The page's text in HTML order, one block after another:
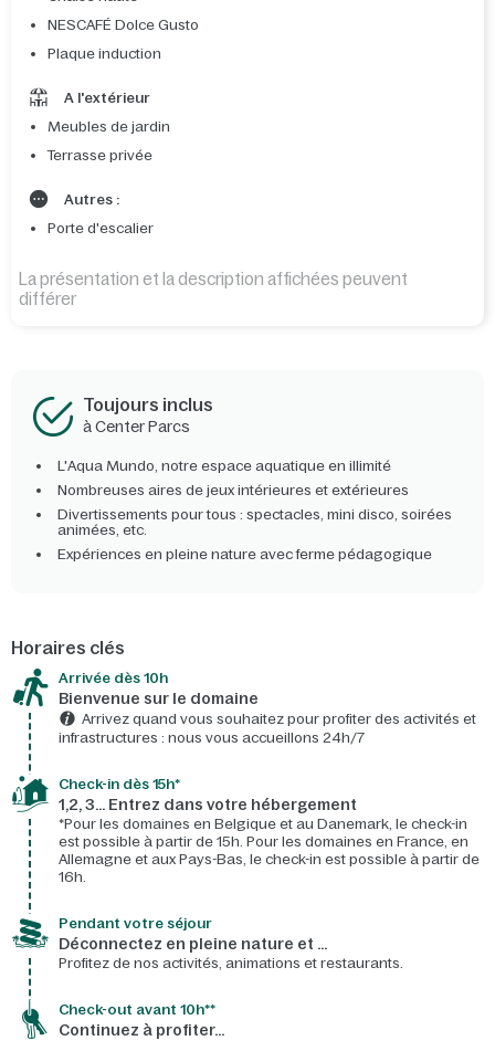
NESCAFÉ Dolce Gusto
Plaque induction
A l'extérieur
Meubles de jardin
Terrasse privée
Autres :
Porte d'escalier
La présentation et la description affichées peuvent
différer
Toujours inclus
à Center Parcs
L'Aqua Mundo, notre espace aquatique en illimité
Nombreuses aires de jeux intérieures et extérieures
Divertissements pour tous : spectacles, mini disco, soirées
animées, etc.
Expériences en pleine nature avec ferme pédagogique
Horaires clés
Arrivée dès 10h​
Bienvenue sur le domaine​
Arrivez quand vous souhaitez pour profiter des activités et
infrastructures : nous vous accueillons 24h/7​
Check-in dès 15h*​
1,2, 3… Entrez dans votre hébergement
*Pour les domaines en Belgique et au Danemark, le check-in
est possible à partir de 15h. Pour les domaines en France, en
Allemagne et aux Pays-Bas, le check-in est possible à partir de
16h.
Pendant votre séjour
Déconnectez en pleine nature et …
Profitez de nos activités, animations et restaurants.
Check-out avant 10h**
Continuez à profiter…